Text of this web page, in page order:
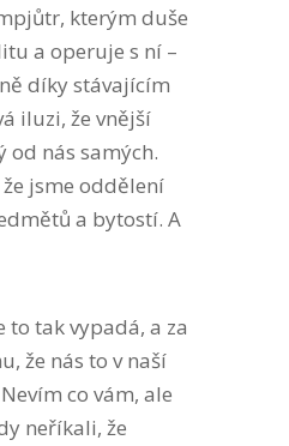
kterým duše
a operuje s ní –
díky stávajícím
iluzi, že vnější
od nás samých.
jsme oddělení
a bytostí. A
to tak vypadá, a za
že nás to v naší
co vám, ale
neříkali, že